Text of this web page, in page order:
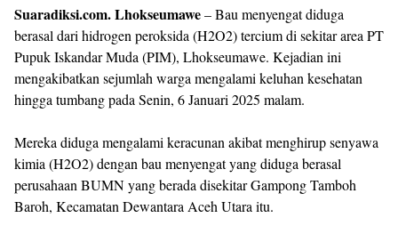
Suaradiksi.com. Lhokseumawe– Bau menyengat diduga
berasal dari hidrogen peroksida (H2O2) tercium di sekitar area PT
Pupuk Iskandar Muda (PIM), Lhokseumawe. Kejadian ini
mengakibatkan sejumlah warga mengalami keluhan kesehatan
hingga tumbang pada Senin, 6 Januari 2025 malam.
Mereka diduga mengalami keracunan akibat menghirup senyawa
kimia (H2O2) dengan bau menyengat yang diduga berasal
perusahaan BUMN yang berada disekitar Gampong Tamboh
Baroh, Kecamatan Dewantara Aceh Utara itu.